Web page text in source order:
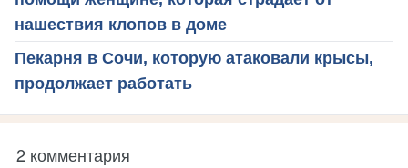
нашествия клопов в доме
Пекарня в Сочи, которую атаковали крысы,
продолжает работать
2 комментария